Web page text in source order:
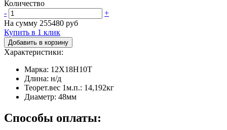
Количество
-
+
На сумму 255480 руб
Купить в 1 клик
Добавить в корзину
Характеристики:
Марка: 12Х18Н10Т
Длина: н/д
Теорет.вес 1м.п.: 14,192кг
Диаметр: 48мм
Способы оплаты: